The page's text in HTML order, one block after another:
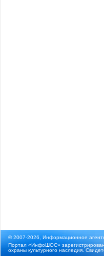
© 2007-2026, Информационное
Портал «ИнфоШОС»
охраны культурного наследия.